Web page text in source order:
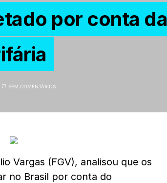
por conta da
SEM COMENTÁRIOS
Vargas (FGV), analisou que os
no Brasil por conta do